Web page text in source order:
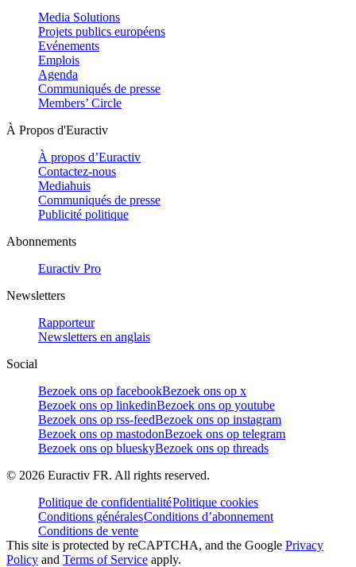
Media Solutions
Projets publics européens
Evénements
Emplois
Agenda
Communiqués de presse
Members’ Circle
À Propos d'Euractiv
À propos d’Euractiv
Contactez-nous
Mediahuis
Communiqués de presse
Publicité politique
Abonnements
Euractiv Pro
Newsletters
Rapporteur
Newsletters en anglais
Social
Bezoek ons op facebookBezoek ons op x
Bezoek ons op linkedinBezoek ons op youtube
Bezoek ons op rss-feedBezoek ons op instagram
Bezoek ons op mastodonBezoek ons op telegram
Bezoek ons op blueskyBezoek ons op threads
© 2026 Euractiv FR. All rights reserved.
Politique de confidentialitéPolitique cookies
Conditions généralesConditions d’abonnement
Conditions de vente
This site is protected by reCAPTCHA, and the Google Privacy
Policy and Terms of Service apply.